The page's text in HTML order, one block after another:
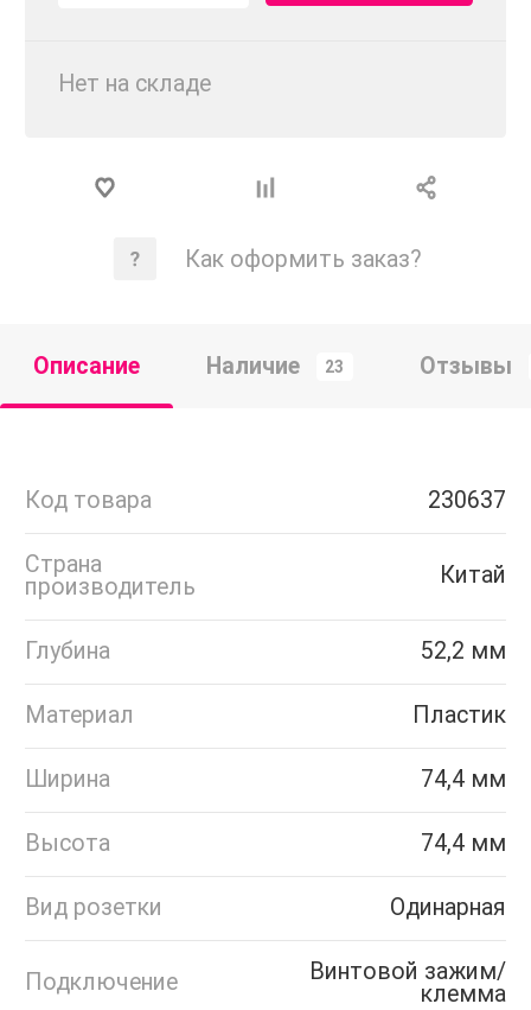
Нет на складе
Как оформить заказ?
Описание Наличие 23 Отзывы
Код товара 230637
Страна
производитель
Китай
Глубина 52,2 мм
Материал Пластик
Ширина 74,4 мм
Высота 74,4 мм
Вид розетки Одинарная
Подключение
Винтовой зажим/
клемма